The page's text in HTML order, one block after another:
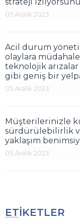
strateji
05 Aralık 2023
Acil durum
olaylara
teknolojik
gibi geniş bir
05 Aralık 2023
Müşterilerinizle
sürdürülebilirlik
yaklaşım
05 Aralık 2023
ETİKETLER